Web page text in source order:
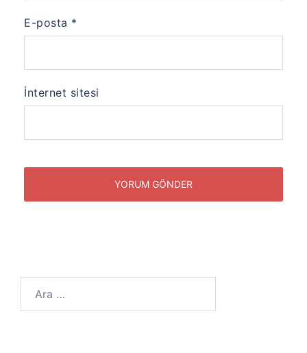
E-posta *
İnternet sitesi